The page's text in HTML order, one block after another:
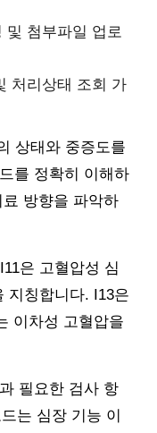
및 첨부파일 업로
처리상태 조회 가
상태와 중증도를
를 정확히 이해하
방향을 파악하
은 고혈압성 심
지칭합니다. I13은
이차성 고혈압을
필요한 검사 항
는 심장 기능 이